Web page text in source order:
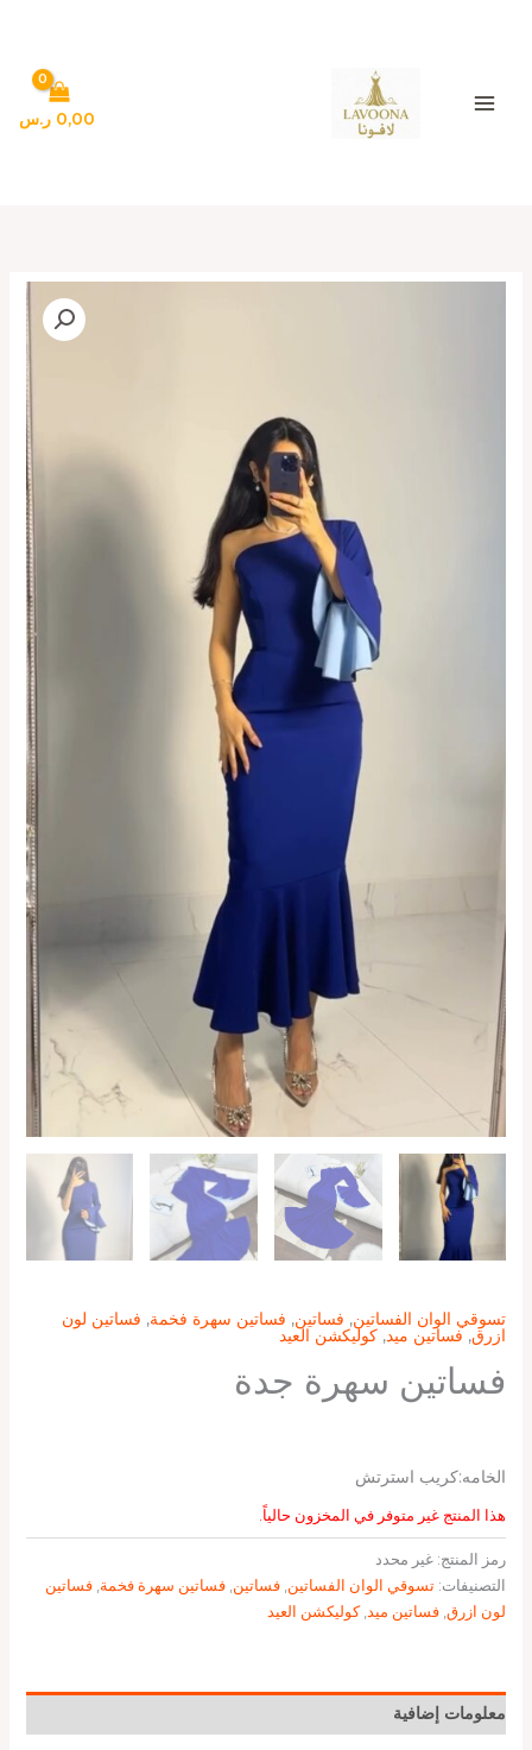
0,00 ر.س
تسوقي الوان الفساتين, فساتين, فساتين سهرة فخمة, فساتين لون
ازرق, فساتين ميد, كوليكشن العيد
فساتين سهرة جدة
الخامه:كريب استرتش
هذا المنتج غير متوفر في المخزون حالياً.
رمز المنتج: غير محدد
التصنيفات: تسوقي الوان الفساتين فساتين فساتين سهرة فخمة فساتين
لون ازرق, فساتين ميد ,كوليكشن العيد
معلومات إضافية